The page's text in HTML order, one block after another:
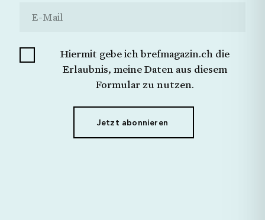
Schliessen Jetzt Senden
Hiermit gebe ich brefmagazin.ch die Erlaubnis,
meine Daten aus diesem Formular zu nutzen.
Jetzt abonnieren
Hiermit gebe ich brefmagazin.ch die
Erlaubnis, meine Daten aus diesem
Formular zu nutzen.
Jetzt abonnieren